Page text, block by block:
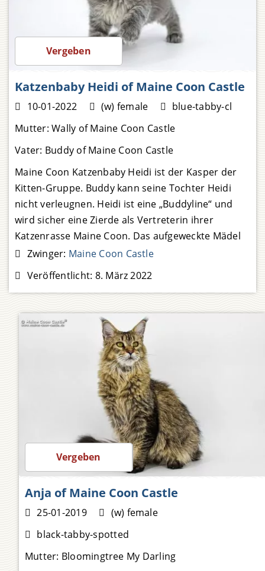
1.800,00
Vergeben
Katzenbaby Heidi of Maine Coon Castle
10-01-2022 (w) female
blue-tabby-cl
Mutter:Wally of Maine Coon Castle
Vater: Buddy of Maine Coon Castle
Maine Coon Katzenbaby Heidi ist der Kasper der
Kitten-Gruppe. Buddy kann seine Tochter Heidi
nicht verleugnen. Heidi ist eine „Buddyline“ und
wird sicher eine Zierde als Vertreterin ihrer
Katzenrasse Maine Coon. Das aufgeweckte Mädel
hat bunte Murmeln im Kopf. Heidi spielt
Streicheleinheiten verwöhnen.
Zwinger: Maine Coon Castle
Veröffentlicht: 8. März 2022
Preis auf Anfrage
Vergeben
Anja of Maine Coon Castle
25-01-2019
(w) female
black-tabby-spotted
Mutter: Bloomingtree My Darling